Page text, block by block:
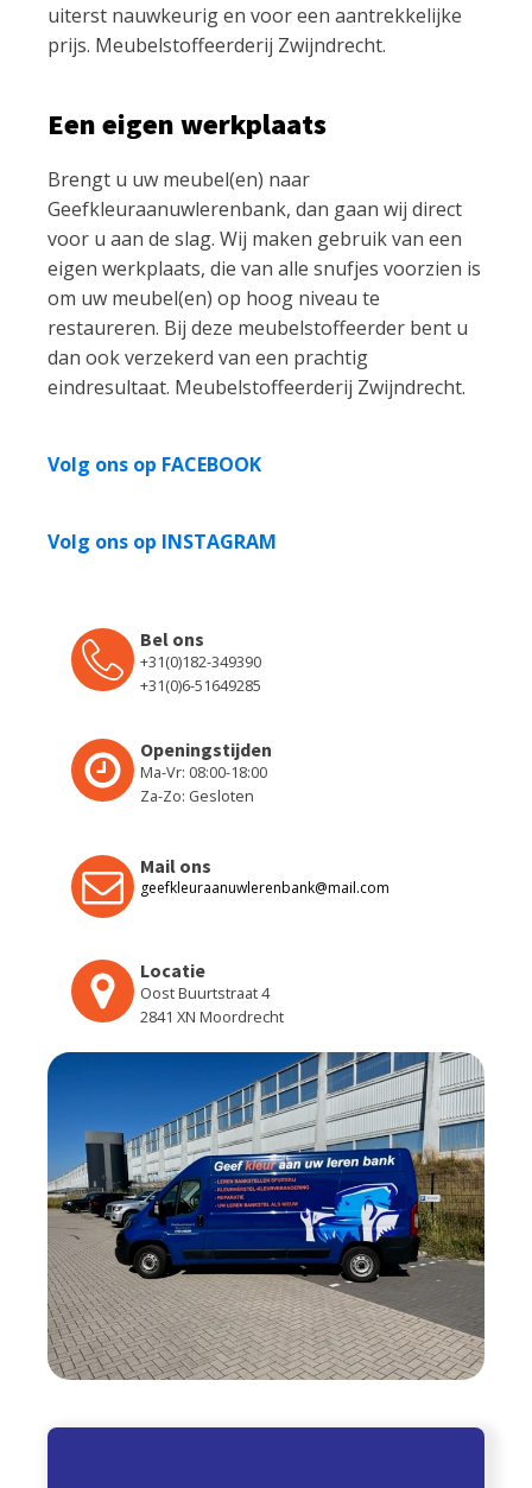
uiterst nauwkeurig en voor een aantrekkelijke
prijs. Meubelstoffeerderij Zwijndrecht.
Een eigen werkplaats
Brengt u uw meubel(en) naar
Geefkleuraanuwlerenbank, dan gaan wij direct
voor u aan de slag. Wij maken gebruik van een
eigen werkplaats, die van alle snufjes voorzien is
om uw meubel(en) op hoog niveau te
restaureren. Bij deze meubelstoffeerder bent u
dan ook verzekerd van een prachtig
eindresultaat. Meubelstoffeerderij Zwijndrecht.
Volg ons op FACEBOOK
Volg ons op INSTAGRAM
Bel ons
+31(0)182-349390
+31(0)6-51649285
Openingstijden
Ma-Vr: 08:00-18:00
Za-Zo: Gesloten
Mail ons
geefkleuraanuwlerenbank@mail.com
Locatie
Oost Buurtstraat 4
2841 XN Moordrecht